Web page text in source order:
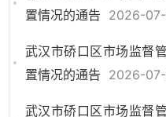
置情况的通告 2026-
武汉市硚口区市场监督
置情况的通告 2026-
武汉市硚口区市场监督